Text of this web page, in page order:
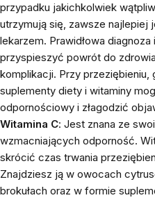
przypadku jakichkolwiek
utrzymują się, zawsze najlepiej
lekarzem. Prawidłowa
przyspieszyć powrót do
komplikacji. Przy przeziębieniu,
suplementy diety i witaminy
odpornościowy i złagodzić
Witamina C: Jest znana ze
wzmacniających odporność.
skrócić czas trwania
Znajdziesz ją w owocach
brokułach oraz w formie